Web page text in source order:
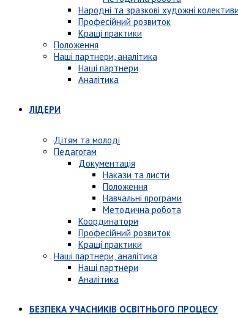
Народні та зразкові художні колективи
Професійний розвиток
Кращі практики
Положення
Наші партнери, аналітика
Наші партнери
Аналітика
ЛІДЕРИ
Дітям та молоді
Педагогам
Документація
Накази та листи
Положення
Навчальні програми
Методична робота
Координатори
Професійний розвиток
Кращі практики
Наші партнери, аналітика
Наші партнери
Аналітика
БЕЗПЕКА УЧАСНИКІВ ОСВІТНЬОГО ПРОЦЕСУ